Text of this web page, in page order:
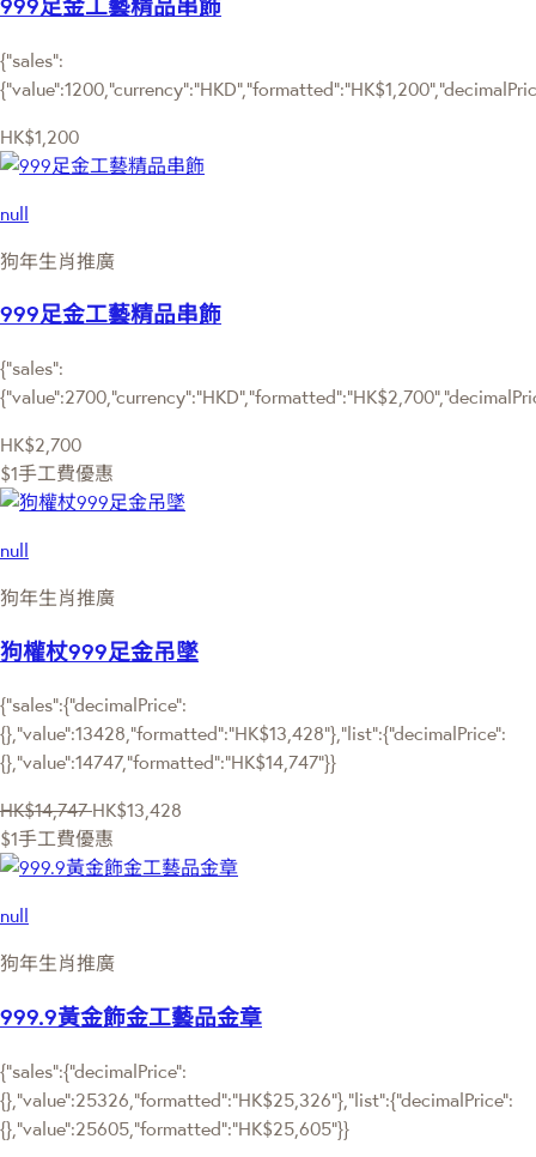
{"sales":
HK$1,200
null
狗年生肖推廣
999足金工藝精品串飾
{"sales":
HK$2,700
$1手工費優惠
null
狗年生肖推廣
狗權杖999足金吊墜
{"sales":{"decimalPrice":
{},"value":13428,"formatted":"HK$13,428"},"list":{"decimalPrice":
{},"value":14747,"formatted":"HK$14,747"}}
HK$14,747 HK$13,428
$1手工費優惠
null
狗年生肖推廣
999.9黃金飾金工藝品金章
{"sales":{"decimalPrice":
{},"value":25326,"formatted":"HK$25,326"},"list":{"decimalPrice":
{},"value":25605,"formatted":"HK$25,605"}}